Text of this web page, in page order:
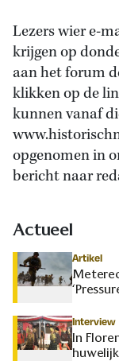
Lezers wier e-
krijgen op
aan het forum
klikken op de
kunnen vanaf
opgenomen in
bericht naar
Actueel
Artikel
Interview
In